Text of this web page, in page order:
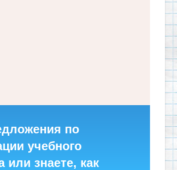
по
учебного
или знаете, как